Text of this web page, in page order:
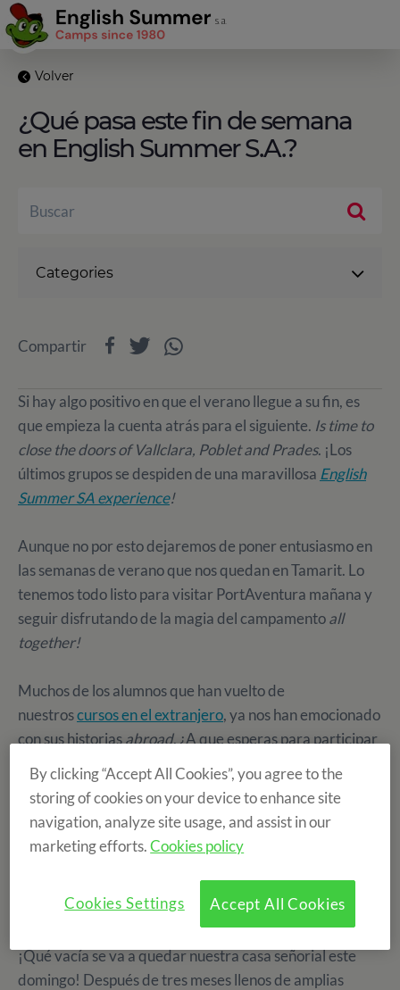
Volver
¿Qué pasa este fin de semana
en English Summer S.A.?
Si hay algo positivo en que el verano llegue a su fin, es
que empieza la cuenta atrás para el siguiente. Is time to
close the doors of Vallclara, Poblet and Prades. ¡Los
últimos grupos se despiden de una maravillosa English
Summer SA experience!
Aunque no por esto dejaremos de poner entusiasmo en
las semanas de verano que nos quedan en Tamarit. Lo
tenemos todo listo para visitar PortAventura mañana y
seguir disfrutando de la magia del campamentoall
together!
Muchos de los alumnos que han vuelto de
nuestroscursos en el extranjero, ya nos han emocionado
con sus historiasabroad. ¿A que esperas para participar
una redacción con las mejores aventuras de tu
Experience 2018:
Read the bases here
What is waiting for us this weekend??
VALLCLARA
¡Qué vacía se va a quedar nuestra casa señorial este
domingo! Después de tres meses llenos de amplias
Categories
Compartir
By clicking “Accept All Cookies”, you agree to the
storing of cookies on your device to enhance site
navigation, analyze site usage, and assist in our
marketing efforts.Cookies policy
Accept All Cookies
Cookies Settings